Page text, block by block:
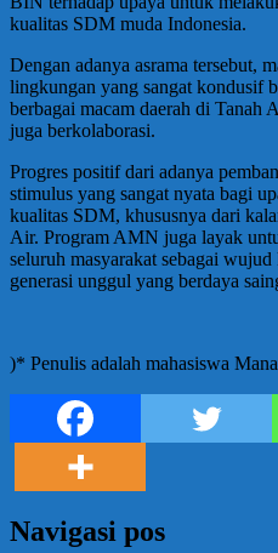
kualitas SDM muda Indonesia.
Dengan adanya asrama tersebut,
lingkungan yang sangat kondusif
berbagai macam daerah di Tanah
juga berkolaborasi.
Progres positif dari adanya
stimulus yang sangat nyata bagi
kualitas SDM, khususnya dari
Air. Program AMN juga layak
seluruh masyarakat sebagai
generasi unggul yang berdaya
)* Penulis adalah mahasiswa
Navigasi pos